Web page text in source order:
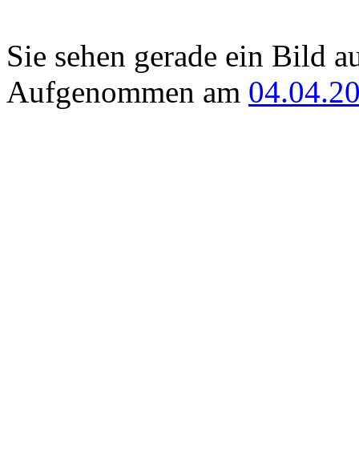
Sie sehen gerade ein Bild
Aufgenommen am